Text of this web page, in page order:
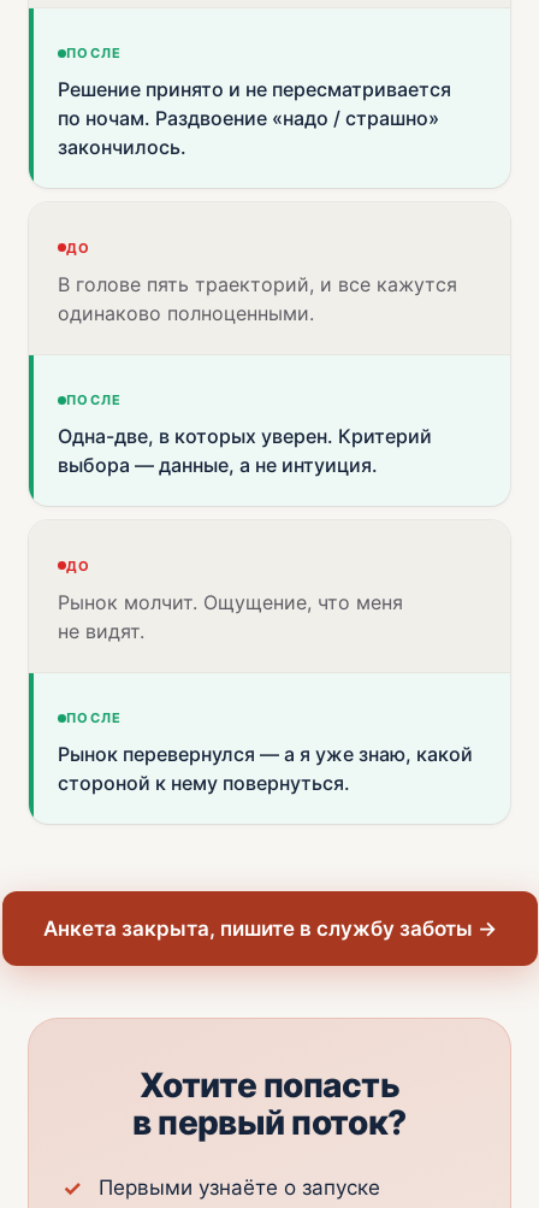
ПОСЛЕ
Решение принято и не пересматривается
по ночам. Раздвоение «надо / страшно»
закончилось.
ДО
В голове пять траекторий, и все кажутся
одинаково полноценными.
ПОСЛЕ
Одна-две, в которых уверен. Критерий
выбора — данные, а не интуиция.
ДО
Рынок молчит. Ощущение, что меня
не видят.
ПОСЛЕ
Рынок перевернулся — а я уже знаю, какой
стороной к нему повернуться.
Анкета закрыта, пишите в службу заботы →
Хотите попасть
в первый поток?
Первыми узнаёте о запуске